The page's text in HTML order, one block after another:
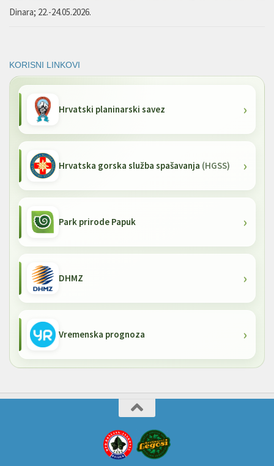
Dinara; 22.-24.05.2026.
KORISNI LINKOVI
Hrvatski planinarski savez
Hrvatska gorska služba spašavanja (HGSS)
Park prirode Papuk
DHMZ
Vremenska prognoza